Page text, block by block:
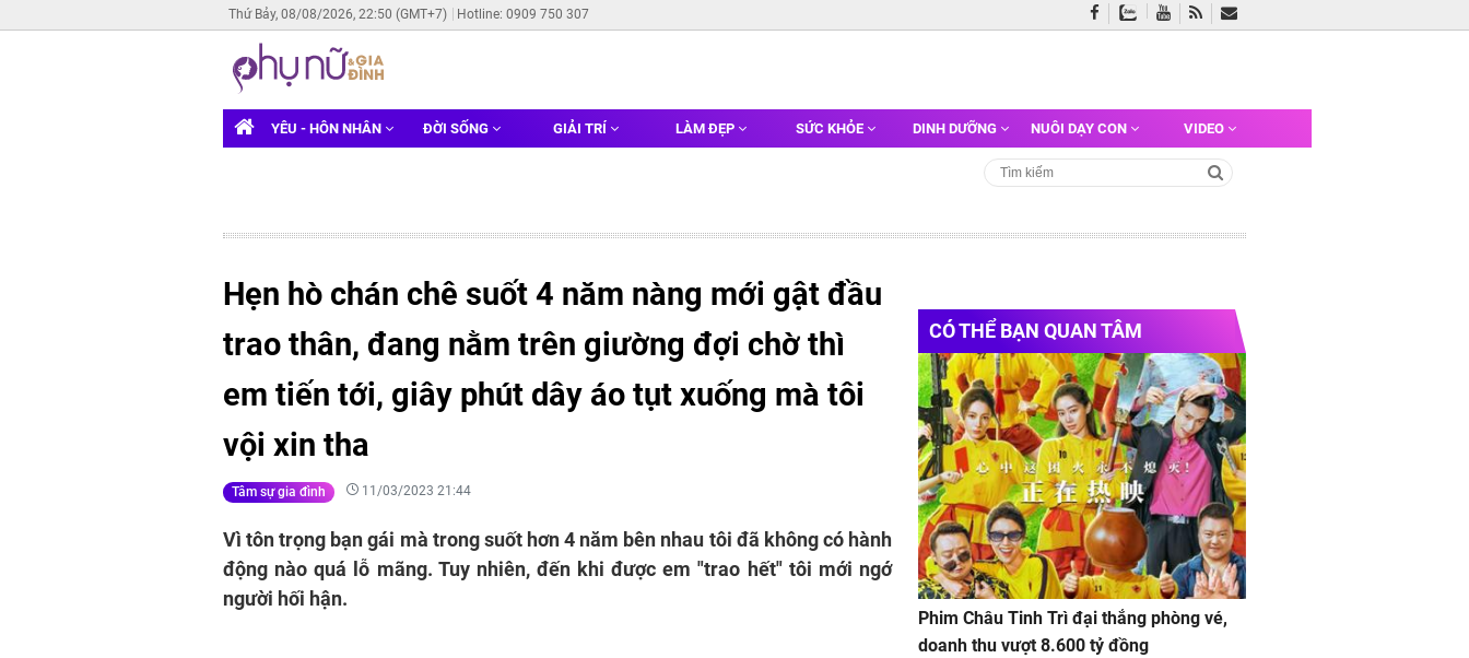
Thứ Bảy, 08/08/2026, 22:50 (GMT+7) Hotline: 0909 750 307
YÊU - HÔN NHÂN ĐỜI SỐNG GIẢI TRÍ LÀM ĐẸP SỨC KHỎE DINH DƯỠNG NUÔI DẠY CON VIDEO
Hẹn hò chán chê suốt 4 năm nàng mới gật đầu
trao thân, đang nằm trên giường đợi chờ thì
em tiến tới, giây phút dây áo tụt xuống mà tôi
vội xin tha
Tâm sự gia đình 11/03/2023 21:44
Vì tôn trọng bạn gái mà trong suốt hơn 4 năm bên nhau tôi đã không có hành
động nào quá lỗ mãng. Tuy nhiên, đến khi được em "trao hết" tôi mới ngớ
người hối hận.
CÓ THỂ BẠN QUAN TÂM
Phim Châu Tinh Trì đại thắng phòng vé,
doanh thu vượt 8.600 tỷ đồng